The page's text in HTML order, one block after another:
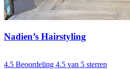
Nadien’s Hairstyling
4.5 Beoordeling 4.5 van 5 sterren